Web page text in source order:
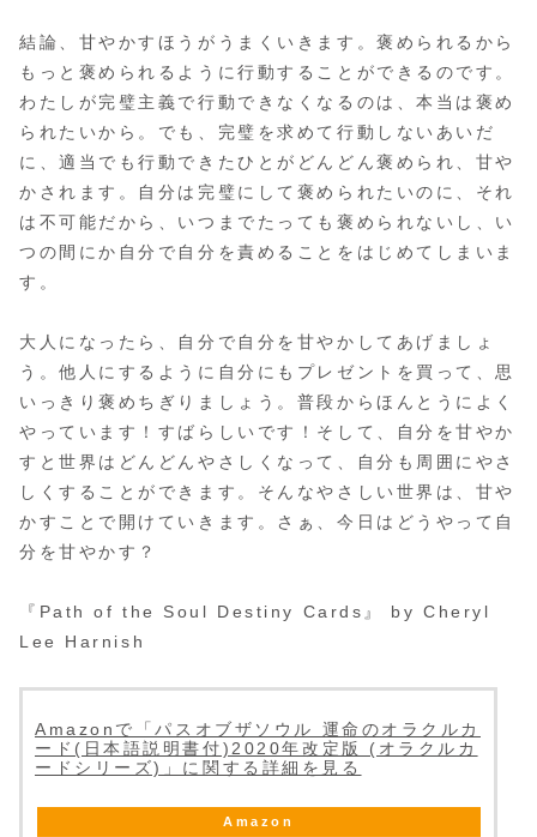
結論、甘やかすほうがうまくいきます。褒められるから
もっと褒められるように行動することができるのです。
わたしが完璧主義で行動できなくなるのは、本当は褒め
られたいから。でも、完璧を求めて行動しないあいだ
に、適当でも行動できたひとがどんどん褒められ、甘や
かされます。自分は完璧にして褒められたいのに、それ
は不可能だから、いつまでたっても褒められないし、い
つの間にか自分で自分を責めることをはじめてしまいま
す。
大人になったら、自分で自分を甘やかしてあげましょ
う。他人にするように自分にもプレゼントを買って、思
いっきり褒めちぎりましょう。普段からほんとうによく
やっています！すばらしいです！そして、自分を甘やか
すと世界はどんどんやさしくなって、自分も周囲にやさ
しくすることができます。そんなやさしい世界は、甘や
かすことで開けていきます。さぁ、今日はどうやって自
分を甘やかす？
『Path of the Soul Destiny Cards』 by Cheryl
Lee Harnish
Amazonで「パスオブザソウル 運命のオラクルカ
ード(日本語説明書付)2020年改定版 (オラクルカ
ードシリーズ)」に関する詳細を見る
Amazon